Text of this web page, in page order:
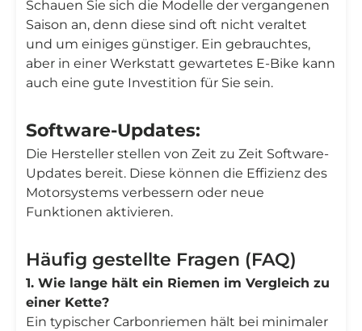
Schauen Sie sich die Modelle der vergangenen
Saison an, denn diese sind oft nicht veraltet
und um einiges günstiger. Ein gebrauchtes,
aber in einer Werkstatt gewartetes E-Bike kann
auch eine gute Investition für Sie sein.
Software-Updates:
Die Hersteller stellen von Zeit zu Zeit Software-
Updates bereit. Diese können die Effizienz des
Motorsystems verbessern oder neue
Funktionen aktivieren.
Häufig gestellte Fragen (FAQ)
1. Wie lange hält ein Riemen im Vergleich zu
einer Kette?
Ein typischer Carbonriemen hält bei minimaler